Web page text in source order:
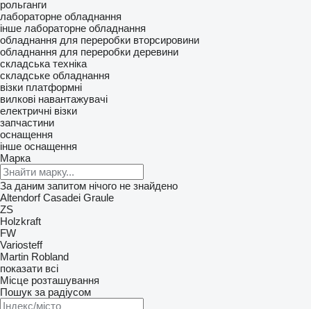
рольганги
лабораторне обладнання
інше лабораторне обладнання
обладнання для переробки вторсировини
обладнання для переробки деревини
складська техніка
складське обладнання
візки платформні
вилкові навантажувачі
електричні візки
запчастини
оснащення
інше оснащення
Марка
За даним запитом нічого не знайдено
Altendorf Casadei Graule
ZS
Holzkraft
FW
Variosteff
Martin Robland
показати всі
Місце розташування
Пошук за радіусом